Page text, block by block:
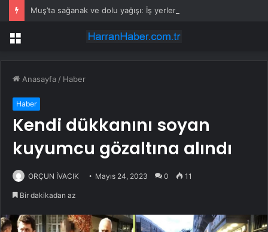
Muş’ta sağanak ve dolu yağışı: İş yerlerini su bastı
Menü
Anasayfa / Haber
Haber
Kendi dükkanını soyan
kuyumcu gözaltına alındı
ORÇUN İVACIK Mayıs 24, 2023 0 11
Bir dakikadan az